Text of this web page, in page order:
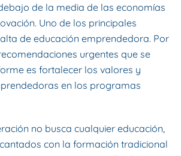
de la media de las economías
Uno de los principales
de educación emprendedora. Por
urgentes que se
es fortalecer los valores y
en los programas
no busca cualquier educación,
con la formación tradicional